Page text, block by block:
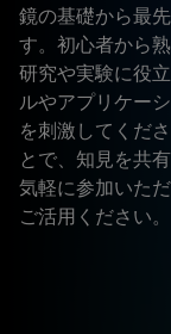
鏡の基礎から最
す。初心者から
研究や実験に役
ルやアプリケー
を刺激してくだ
とで、知見を共
気軽に参加いた
ご活用ください。